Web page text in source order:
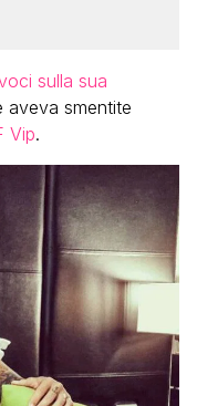
sulla sua
aveva smentite
Vip.